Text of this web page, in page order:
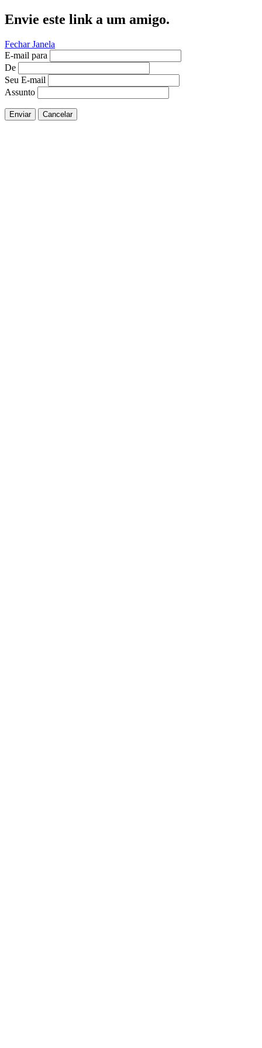
Envie este link a um amigo.
Fechar Janela
E-mail para
De
Seu E-mail
Assunto
Enviar Cancelar